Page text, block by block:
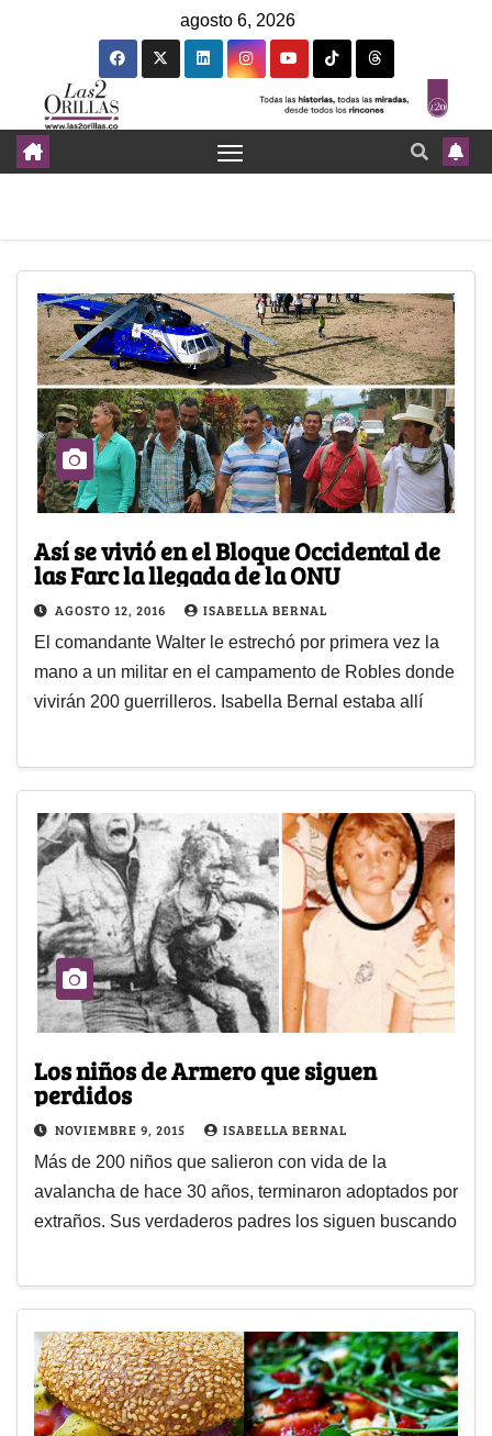
agosto 6, 2026
Así se vivió en el Bloque Occidental de
las Farc la llegada de la ONU
AGOSTO 12, 2016 ISABELLA BERNAL
El comandante Walter le estrechó por primera vez la
mano a un militar en el campamento de Robles donde
vivirán 200 guerrilleros. Isabella Bernal estaba allí
Los niños de Armero que siguen
perdidos
NOVIEMBRE 9, 2015 ISABELLA BERNAL
Más de 200 niños que salieron con vida de la
avalancha de hace 30 años, terminaron adoptados por
extraños. Sus verdaderos padres los siguen buscando